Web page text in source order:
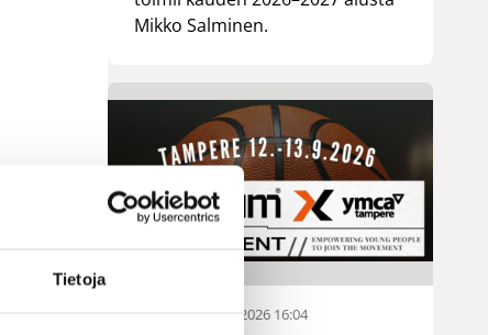
Tietoja
Mikko Salminen.
Alueet 28.07.2026 16:04